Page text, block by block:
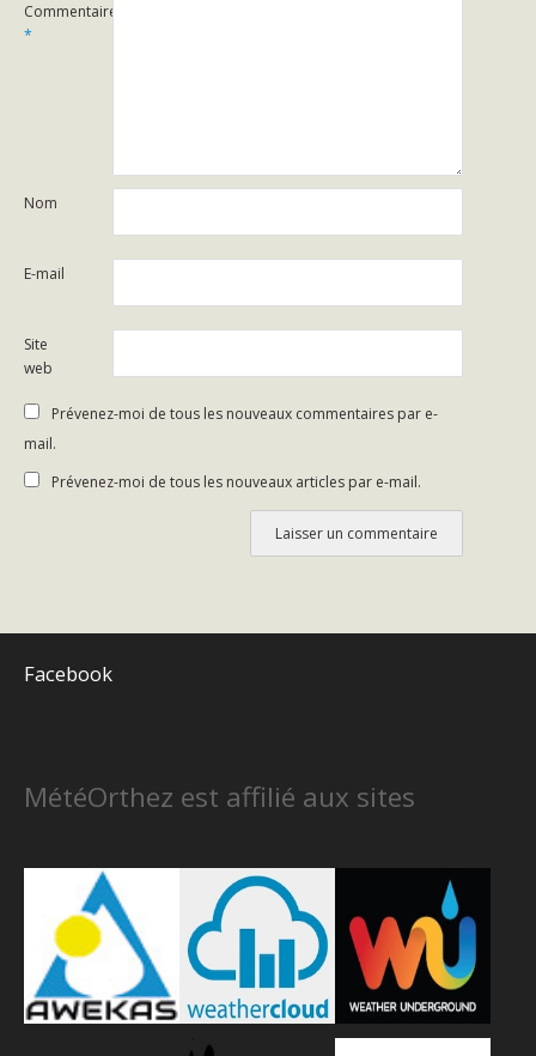
Commentaire
*
Nom
E-mail
Site
web
Prévenez-moi de tous les nouveaux commentaires par e-
mail.
Prévenez-moi de tous les nouveaux articles par e-mail.
Facebook
MétéOrthez est affilié aux sites